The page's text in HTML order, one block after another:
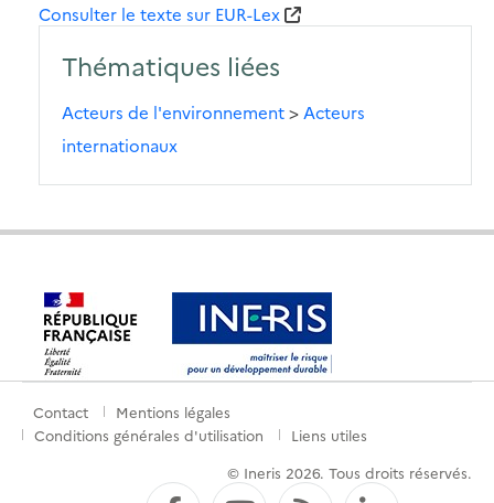
Consulter le texte sur EUR-Lex
Thématiques liées
Acteurs de l'environnement> Acteurs
internationaux
Menu
Contact
Mentions légales
Conditions générales d'utilisation
Liens utiles
© Ineris 2026. Tous droits réservés.